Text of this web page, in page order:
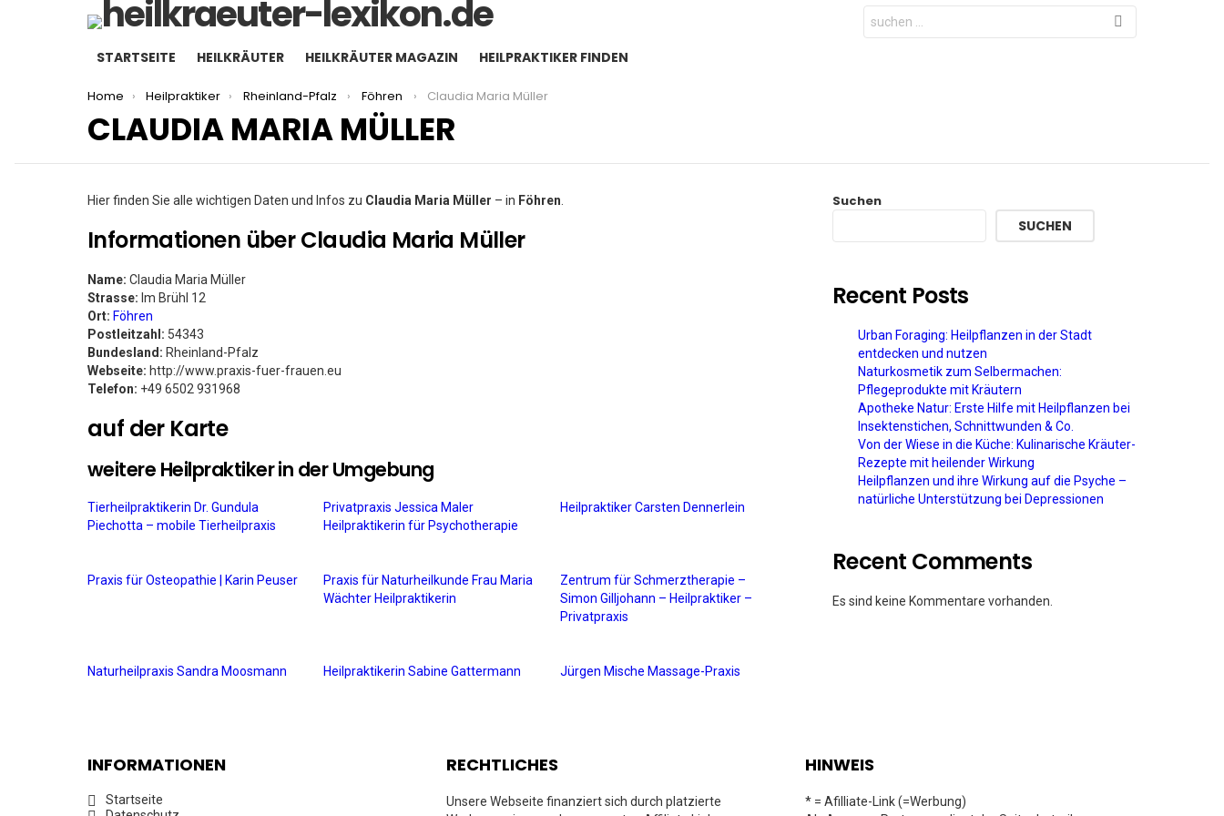
Search
for:
STARTSEITE HEILKRÄUTER HEILKRÄUTER MAGAZIN HEILPRAKTIKER FINDEN
You are here:
Home Heilpraktiker Rheinland-Pfalz Föhren Claudia Maria Müller
CLAUDIA MARIA MÜLLER
Hier finden Sie alle wichtigen Daten und Infos zu Claudia Maria Müller – in Föhren
Informationen über Claudia Maria Müller
Name: Claudia Maria Müller
Strasse: Im Brühl 12
Ort: Föhren
Postleitzahl: 54343
Bundesland: Rheinland-Pfalz
Webseite: http://www.praxis-fuer-frauen.eu
Telefon: +49 6502 931968
auf der Karte
weitere Heilpraktiker in der Umgebung
Tierheilpraktikerin Dr. Gundula
Piechotta – mobile Tierheilpraxis
Privatpraxis Jessica Maler
Heilpraktikerin für Psychotherapie
Heilpraktiker Carsten Dennerlein
Praxis für Osteopathie | Karin Peuser
Praxis für Naturheilkunde Frau Maria
Wächter Heilpraktikerin
Zentrum für Schmerztherapie –
Simon Gilljohann – Heilpraktiker –
Privatpraxis
Naturheilpraxis Sandra Moosmann Heilpraktikerin Sabine Gattermann Jürgen Mische Massage-Praxis
Suchen
SUCHEN
Recent Posts
Urban Foraging: Heilpflanzen in der Stadt
entdecken und nutzen
Naturkosmetik zum Selbermachen:
Pflegeprodukte mit Kräutern
Apotheke Natur: Erste Hilfe mit Heilpflanzen bei
Insektenstichen, Schnittwunden & Co.
Von der Wiese in die Küche: Kulinarische Kräuter-
Rezepte mit heilender Wirkung
Heilpflanzen und ihre Wirkung auf die Psyche –
natürliche Unterstützung bei Depressionen
Recent Comments
Es sind keine Kommentare vorhanden.
INFORMATIONEN
Startseite
RECHTLICHES
Unsere Webseite finanziert sich durch platzierte
HINWEIS
* = Afilliate-Link (=Werbung)